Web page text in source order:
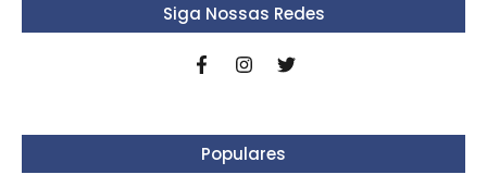
Siga Nossas Redes
Populares